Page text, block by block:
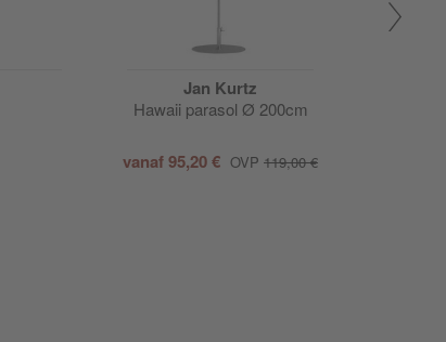
Jan Kurtz
Hawaii parasol Ø 200cm
vanaf95,20 € OVP 119,00 €